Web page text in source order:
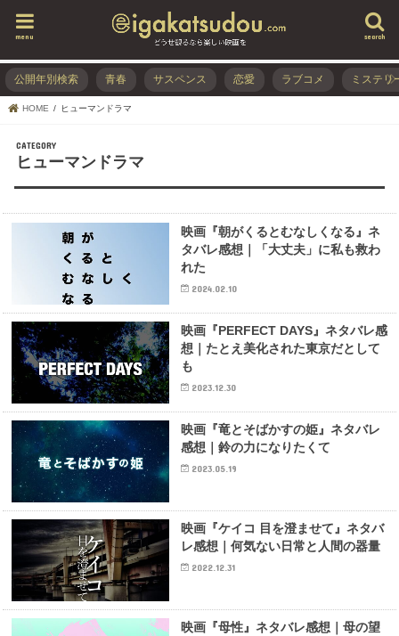
search
menu
公開年別検索 青春 サスペンス 恋愛 ラブコメ ミステリ
HOME ヒューマンドラマ
ヒューマンドラマ
映画『朝がくるとむなしくなる』ネ
タバレ感想｜「大丈夫」に私も救わ
れた
2024.02.10
映画『PERFECT DAYS』ネタバレ感
想｜たとえ美化された東京だとして
も
2023.12.30
映画『竜とそばかすの姫』ネタバレ
感想｜鈴の力になりたくて
2023.05.19
映画『ケイコ 目を澄ませて』ネタバ
レ感想｜何気ない日常と人間の器量
2022.12.31
映画『母性』ネタバレ感想｜母の望